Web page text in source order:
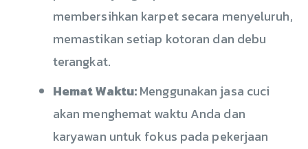
membersihkan karpet secara menyeluruh,
memastikan setiap kotoran dan debu
terangkat.
Hemat Waktu:Menggunakan jasa cuci
akan menghemat waktu Anda dan
karyawan untuk fokus pada pekerjaan